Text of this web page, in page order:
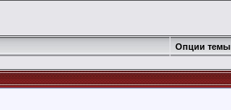
Опции темы